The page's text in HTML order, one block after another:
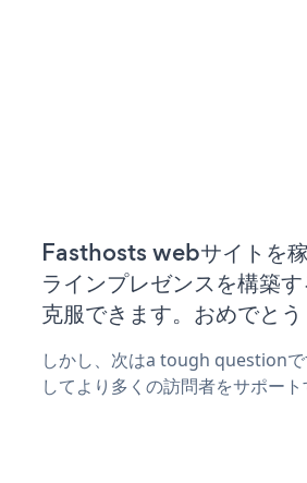
Fasthosts webサイトを
ラインプレゼンスを構築
克服できます。おめでとう
しかし、次はa tough question
してより多くの訪問者をサポート